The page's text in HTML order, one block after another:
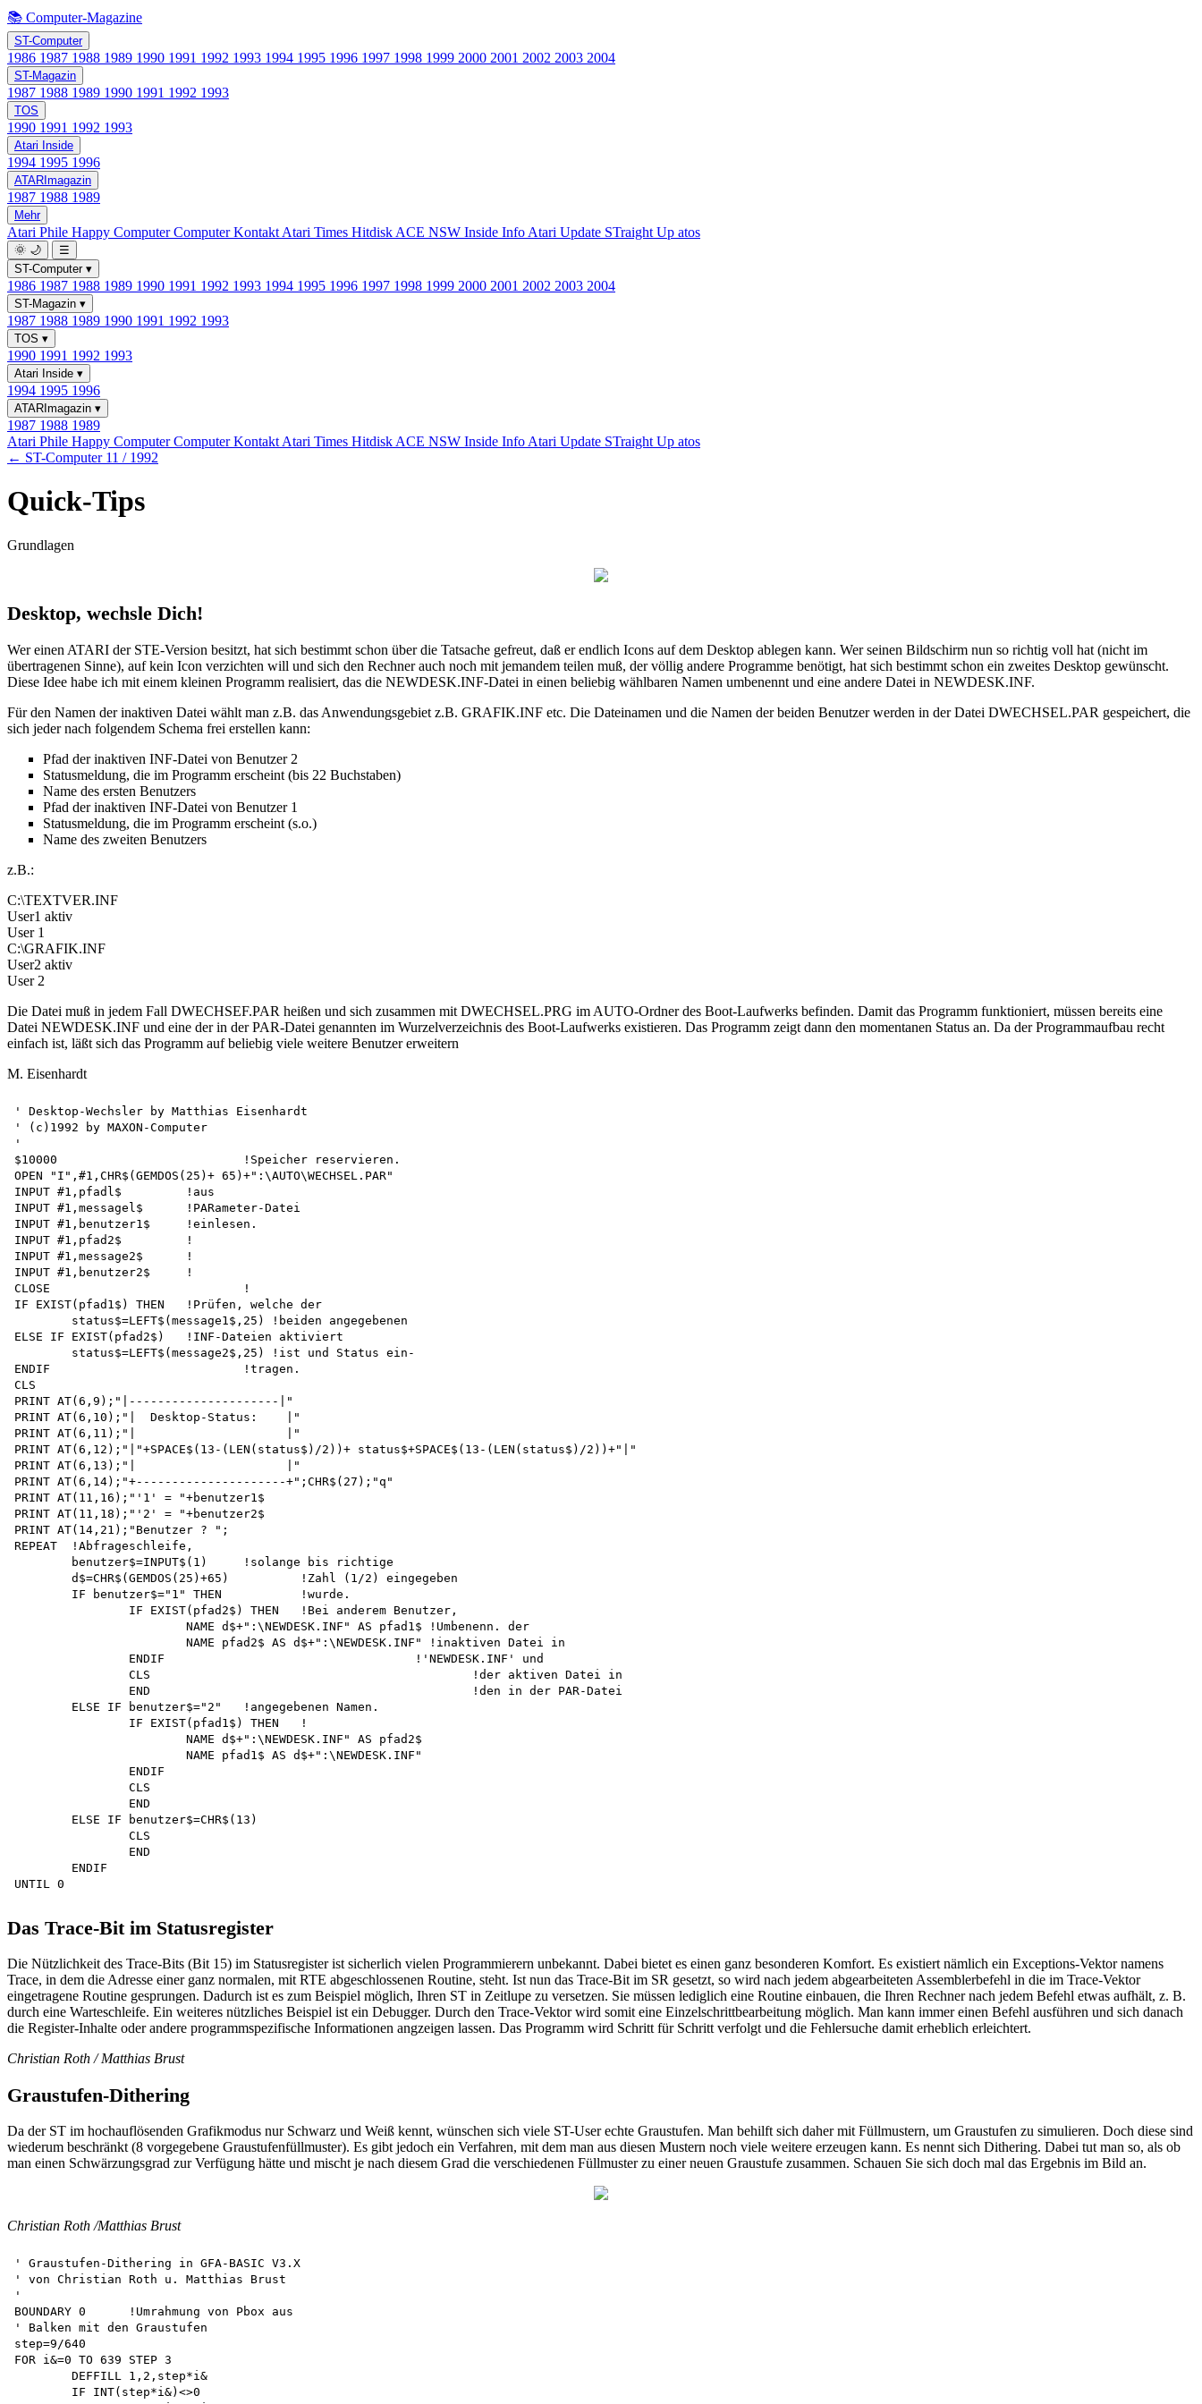
📚 Computer-Magazine
ST-Computer
1986 1987 1988 1989 1990 1991 1992 1993 1994 1995 1996 1997 1998 1999 2000 2001 2002 2003 2004
ST-Magazin
1987 1988 1989 1990 1991 1992 1993
TOS
1990 1991 1992 1993
Atari Inside
1994 1995 1996
ATARImagazin
1987 1988 1989
Mehr
Atari Phile Happy ComputerComputer Kontakt Atari Times Hitdisk ACE NSW Inside Info Atari Update STraight Up atos
🌞 🌙
☰
ST-Computer ▾
1986 1987 1988 1989 1990 1991 1992 1993 1994 1995 1996 1997 1998 1999 2000 2001 2002 2003 2004
ST-Magazin ▾
1987 1988 1989 1990 1991 1992 1993
TOS ▾
1990 1991 1992 1993
Atari Inside ▾
1994 1995 1996
ATARImagazin ▾
1987 1988 1989
Atari Phile Happy ComputerComputer Kontakt Atari Times Hitdisk ACE NSW Inside Info Atari Update STraight Up atos
← ST-Computer 11 / 1992
Quick-Tips
Grundlagen
Desktop, wechsle Dich!
Wer einen ATARI der STE-Version besitzt, hat sich bestimmt schon über die Tatsache gefreut, daß er endlich Icons auf dem Desktop ablegen kann. Wer seinen Bildschirm nun so richtig voll hat (nicht im
übertragenen Sinne), auf kein Icon verzichten will und sich den Rechner auch noch mit jemandem teilen muß, der völlig andere Programme benötigt, hat sich bestimmt schon ein zweites Desktop gewünscht.
Diese Idee habe ich mit einem kleinen Programm realisiert, das die NEWDESK.INF-Datei in einen beliebig wählbaren Namen umbenennt und eine andere Datei in NEWDESK.INF.
Für den Namen der inaktiven Datei wählt man z.B. das Anwendungsgebiet z.B. GRAFIK.INF etc. Die Dateinamen und die Namen der beiden Benutzer werden in der Datei DWECHSEL.PAR gespeichert, die
sich jeder nach folgendem Schema frei erstellen kann:
Pfad der inaktiven INF-Datei von Benutzer 2
Statusmeldung, die im Programm erscheint (bis 22 Buchstaben)
Name des ersten Benutzers
Pfad der inaktiven INF-Datei von Benutzer 1
Statusmeldung, die im Programm erscheint (s.o.)
Name des zweiten Benutzers
z.B.:
C:\TEXTVER.INF
User1 aktiv
User 1
C:\GRAFIK.INF
User2 aktiv
User 2
Die Datei muß in jedem Fall DWECHSEF.PAR heißen und sich zusammen mit DWECHSEL.PRG im AUTO-Ordner des Boot-Laufwerks befinden. Damit das Programm funktioniert, müssen bereits eine
Datei NEWDESK.INF und eine der in der PAR-Datei genannten im Wurzelverzeichnis des Boot-Laufwerks existieren. Das Programm zeigt dann den momentanen Status an. Da der Programmaufbau recht
einfach ist, läßt sich das Programm auf beliebig viele weitere Benutzer erweitern
M. Eisenhardt
' Desktop-Wechsler by Matthias Eisenhardt
' (c)1992 by MAXON-Computer
'
$10000				!Speicher reservieren.
OPEN "I",#1,CHR$(GEMDOS(25)+ 65)+":\AUTO\WECHSEL.PAR"
INPUT #1,pfadl$		!aus
INPUT #1,messagel$	!PARameter-Datei
INPUT #1,benutzer1$	!einlesen.
INPUT #1,pfad2$		!
INPUT #1,message2$	!
INPUT #1,benutzer2$	!
CLOSE				!
IF EXIST(pfad1$) THEN	!Prüfen, welche der
ELSE IF EXIST(pfad2$)	!INF-Dateien aktiviert
ENDIF				!tragen.
CLS
PRINT AT(6,9);"|---------------------|"
PRINT AT(6,10);"|  Desktop-Status:    |"
PRINT AT(6,11);"|                     |"
PRINT AT(6,12);"|"+SPACE$(13-(LEN(status$)/2))+ status$+SPACE$(13-(LEN(status$)/2))+"|"
PRINT AT(6,13);"|                     |"
PRINT AT(6,14);"+---------------------+";CHR$(27);"q"
PRINT AT(11,16);"'1' = "+benutzer1$
PRINT AT(11,18);"'2' = "+benutzer2$
PRINT AT(14,21);"Benutzer ? ";
REPEAT	!Abfrageschleife,
Das Trace-Bit im Statusregister
Die Nützlichkeit des Trace-Bits (Bit 15) im Statusregister ist sicherlich vielen Programmierern unbekannt. Dabei bietet es einen ganz besonderen Komfort. Es existiert nämlich ein Exceptions-Vektor namens
Trace, in dem die Adresse einer ganz normalen, mit RTE abgeschlossenen Routine, steht. Ist nun das Trace-Bit im SR gesetzt, so wird nach jedem abgearbeiteten Assemblerbefehl in die im Trace-Vektor
eingetragene Routine gesprungen. Dadurch ist es zum Beispiel möglich, Ihren ST in Zeitlupe zu versetzen. Sie müssen lediglich eine Routine einbauen, die Ihren Rechner nach jedem Befehl etwas aufhält, z. B.
durch eine Warteschleife. Ein weiteres nützliches Beispiel ist ein Debugger. Durch den Trace-Vektor wird somit eine Einzelschrittbearbeitung möglich. Man kann immer einen Befehl ausführen und sich danach
die Register-Inhalte oder andere programmspezifische Informationen angzeigen lassen. Das Programm wird Schritt für Schritt verfolgt und die Fehlersuche damit erheblich erleichtert.
Christian Roth / Matthias Brust
Graustufen-Dithering
Da der ST im hochauflösenden Grafikmodus nur Schwarz und Weiß kennt, wünschen sich viele ST-User echte Graustufen. Man behilft sich daher mit Füllmustern, um Graustufen zu simulieren. Doch diese sind
wiederum beschränkt (8 vorgegebene Graustufenfüllmuster). Es gibt jedoch ein Verfahren, mit dem man aus diesen Mustern noch viele weitere erzeugen kann. Es nennt sich Dithering. Dabei tut man so, als ob
man einen Schwärzungsgrad zur Verfügung hätte und mischt je nach diesem Grad die verschiedenen Füllmuster zu einer neuen Graustufe zusammen. Schauen Sie sich doch mal das Ergebnis im Bild an.
Christian Roth /Matthias Brust
' Graustufen-Dithering in GFA-BASIC V3.X
' von Christian Roth u. Matthias Brust
'
BOUNDARY 0	!Umrahmung von Pbox aus
' Balken mit den Graustufen
step=9/640
FOR i&=0 TO 639 STEP 3